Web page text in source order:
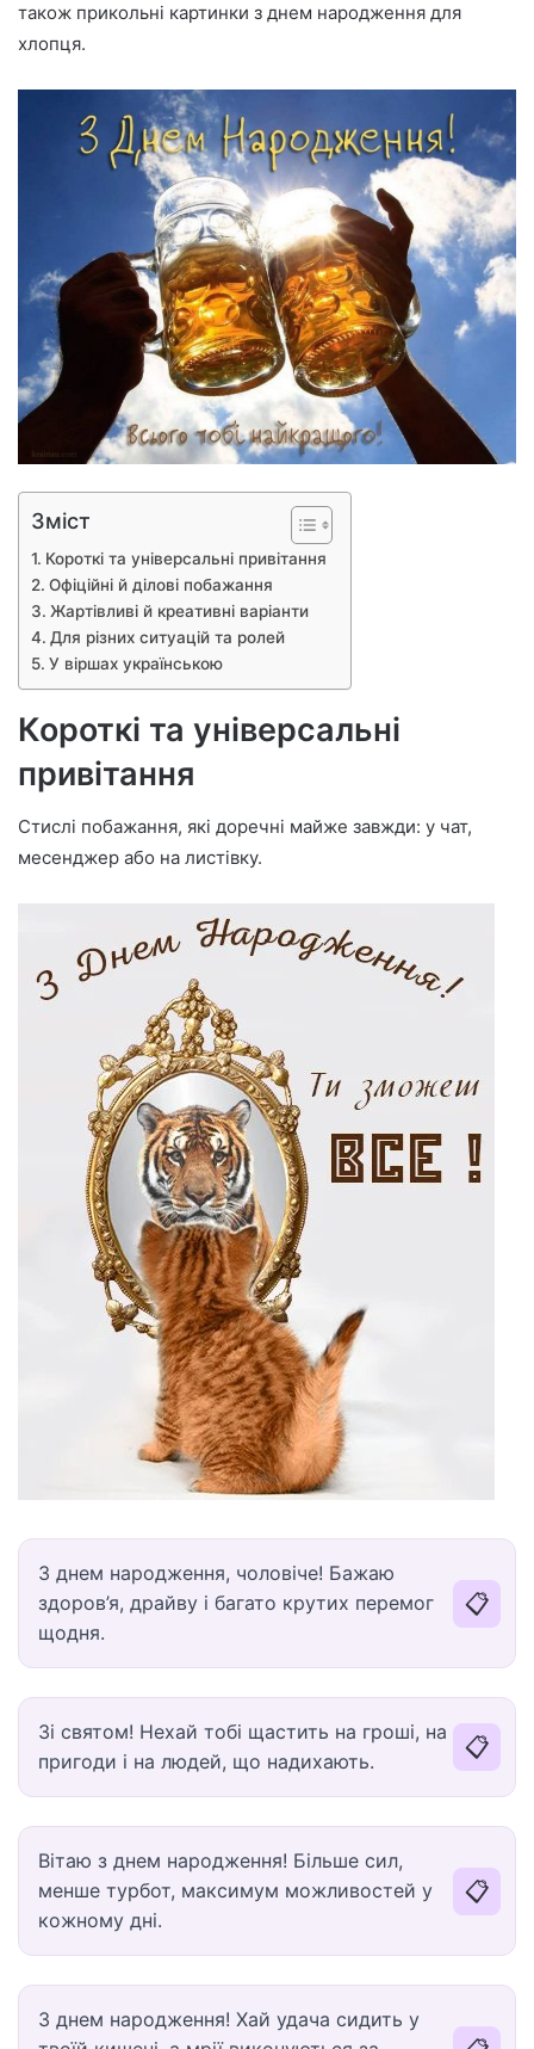
також прикольні картинки з днем народження для
хлопця.
Зміст
Короткі та універсальні привітання
Офіційні й ділові побажання
Жартівливі й креативні варіанти
Для різних ситуацій та ролей
У віршах українською
Короткі та універсальні
привітання
Стислі побажання, які доречні майже завжди: у чат,
месенджер або на листівку.
З днем народження, чоловіче! Бажаю
здоров’я, драйву і багато крутих перемог
щодня.
📋
Зі святом! Нехай тобі щастить на гроші, на
пригоди і на людей, що надихають.
📋
Вітаю з днем народження! Більше сил,
менше турбот, максимум можливостей у
кожному дні.
📋
З днем народження! Хай удача сидить у